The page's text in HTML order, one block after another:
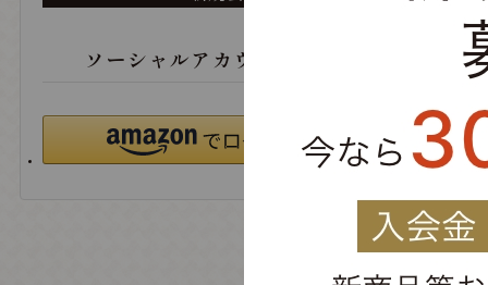
ソーシャルアカウントでログイン